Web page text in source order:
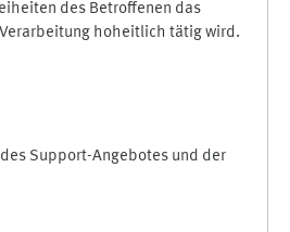
des Betroffenen das
hoheitlich tätig wird.
Support-Angebotes und der